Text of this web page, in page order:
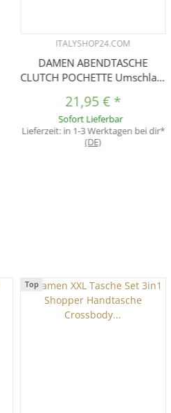
ITALYSHOP24.COM
DAMEN ABENDTASCHE
CLUTCH POCHETTE Umschlag-
Kettentasche Unterarmtasche
Handtasche Schultertasche
Umhängetasche Silber
21,95 € *
Sofort Lieferbar
Lieferzeit: in 1-3 Werktagen bei dir*
(DE)
Top